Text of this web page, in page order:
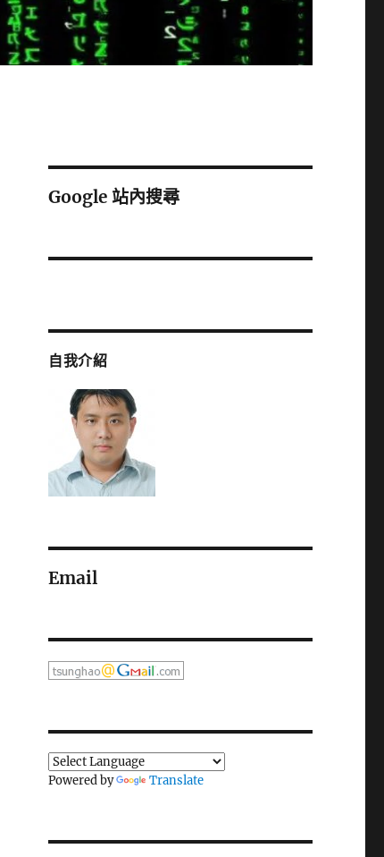
Google 站內搜尋
自我介紹
Email
Powered by Translate